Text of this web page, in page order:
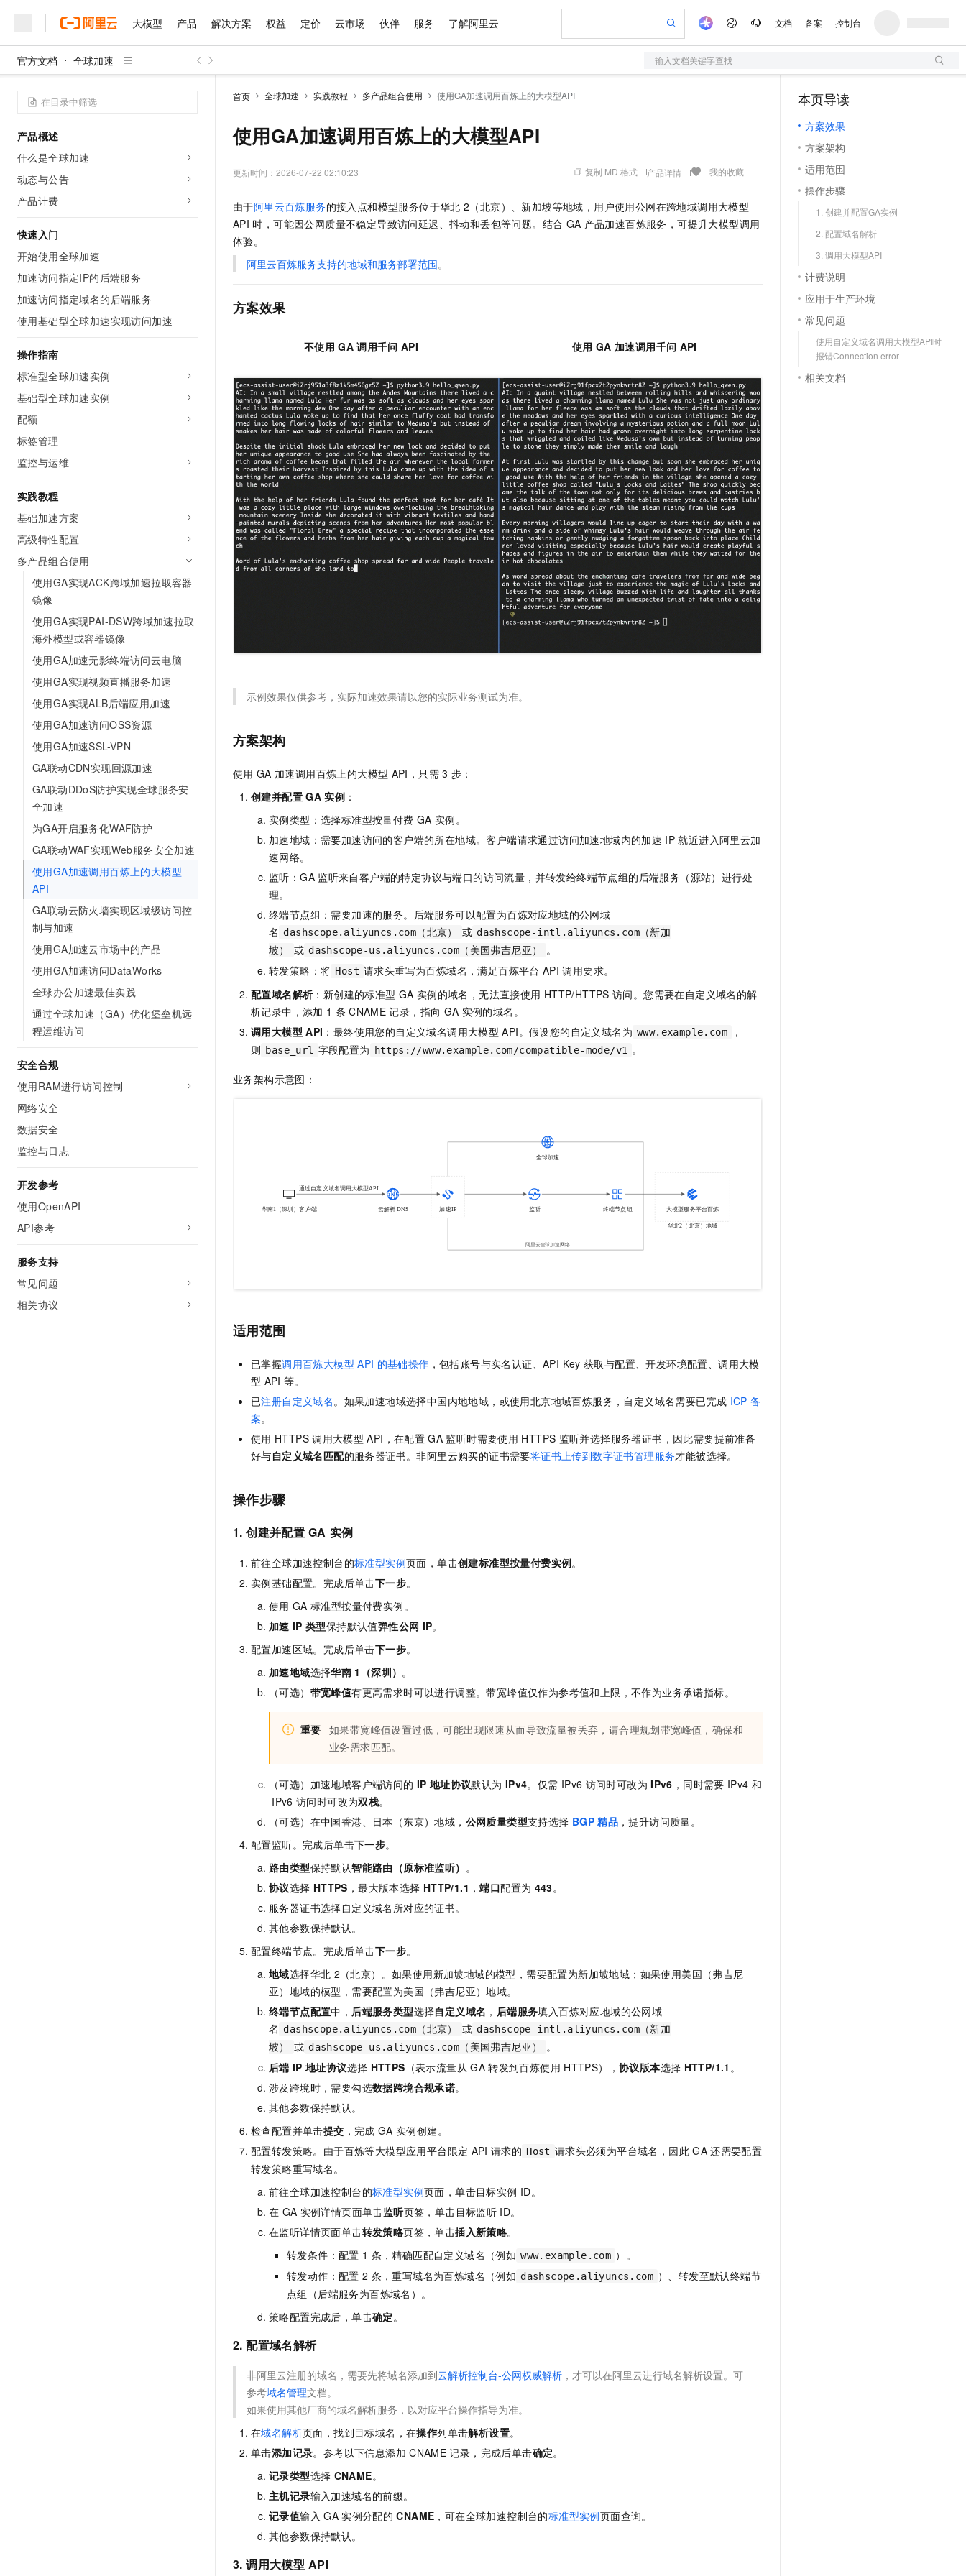
大模型 产品 解决方案 权益 定价 云市场 伙伴 服务 了解阿里云 文档 备案 控制台
官方文档 全球加速 输入文档关键字查找
产品概述
什么是全球加速
动态与公告
产品计费
快速入门
开始使用全球加速
加速访问指定IP的后端服务
加速访问指定域名的后端服务
使用基础型全球加速实现访问加速
操作指南
标准型全球加速实例
基础型全球加速实例
配额
标签管理
监控与运维
实践教程
基础加速方案
高级特性配置
多产品组合使用
使用GA实现ACK跨域加速拉取容器
镜像
使用GA实现PAI-DSW跨域加速拉取
海外模型或容器镜像
使用GA加速无影终端访问云电脑
使用GA实现视频直播服务加速
使用GA实现ALB后端应用加速
使用GA加速访问OSS资源
使用GA加速SSL-VPN
GA联动CDN实现回源加速
GA联动DDoS防护实现全球服务安
全加速
为GA开启服务化WAF防护
GA联动WAF实现Web服务安全加速
使用GA加速调用百炼上的大模型
API
GA联动云防火墙实现区域级访问控
制与加速
使用GA加速云市场中的产品
使用GA加速访问DataWorks
全球办公加速最佳实践
通过全球加速（GA）优化堡垒机远
程运维访问
安全合规
使用RAM进行访问控制
网络安全
数据安全
监控与日志
开发参考
使用OpenAPI
API参考
服务支持
常见问题
相关协议
首页 全球加速 实践教程 多产品组合使用 使用GA加速调用百炼上的大模型API
使用GA加速调用百炼上的大模型API
更新时间： 2026-07-22 02:10:23 复制 MD 格式 产品详情 我的收藏
由于阿里云百炼服务的接入点和模型服务位于华北 2（北京）、新加坡等地域，用户使用公网在跨地域调用大模型
API 时，可能因公网质量不稳定导致访问延迟、抖动和丢包等问题。结合 GA 产品加速百炼服务，可提升大模型调用
体验。
阿里云百炼服务支持的地域和服务部署范围。
方案效果
不使用 GA 调用千问 API 使用 GA 加速调用千问 API
示例效果仅供参考，实际加速效果请以您的实际业务测试为准。
方案架构
使用 GA 加速调用百炼上的大模型 API，只需 3 步：
创建并配置 GA 实例 ：
实例类型：选择标准型按量付费 GA 实例。
加速地域：需要加速访问的客户端的所在地域。客户端请求通过访问加速地域内的加速 IP 就近进入阿里云加
速网络。
监听：GA 监听来自客户端的特定协议与端口的访问流量，并转发给终端节点组的后端服务（源站）进行处
理。
终端节点组：需要加速的服务。后端服务可以配置为百炼对应地域的公网域
名 dashscope.aliyuncs.com（北京） 或 dashscope-intl.aliyuncs.com（新加
坡）
或 dashscope-us.aliyuncs.com（美国弗吉尼亚）
。
转发策略：将 Host 请求头重写为百炼域名，满足百炼平台 API 调用要求。
配置域名解析：新创建的标准型 GA 实例的域名，无法直接使用 HTTP/HTTPS 访问。您需要在自定义域名的解
析记录中，添加 1 条 CNAME 记录，指向 GA 实例的域名。
调用大模型 API ：最终使用您的自定义域名调用大模型 API。假设您的自定义域名为 www.example.com
，
则 base_url 字段配置为 https://www.example.com/compatible-mode/v1 。
业务架构示意图：
适用范围
已掌握调用百炼大模型 API 的基础操作 ，包括账号与实名认证、API Key 获取与配置、开发环境配置、调用大模
型 API 等。
已注册自定义域名 。如果加速地域选择中国内地地域，或使用北京地域百炼服务，自定义域名需要已完成 ICP 备
案。
使用 HTTPS 调用大模型 API，在配置 GA 监听时需要使用 HTTPS 监听并选择服务器证书，因此需要提前准备
好与自定义域名匹配的服务器证书。非阿里云购买的证书需要将证书上传到数字证书管理服务才能被选择。
操作步骤
1.创建并配置 GA 实例
前往全球加速控制台的标准型实例页面，单击创建标准型按量付费实例。
实例基础配置。完成后单击下一步。
使用 GA 标准型按量付费实例。
加速 IP 类型保持默认值弹性公网 IP。
配置加速区域。完成后单击下一步。
加速地域选择华南 1（深圳） 。
（可选） 带宽峰值有更高需求时可以进行调整。带宽峰值仅作为参考值和上限，不作为业务承诺指标。
重要 如果带宽峰值设置过低，可能出现限速从而导致流量被丢弃，请合理规划带宽峰值，确保和
业务需求匹配。
（可选）加速地域客户端访问的 IP 地址协议默认为 IPv4。仅需 IPv6 访问时可改为 IPv6 ，同时需要 IPv4 和
IPv6 访问时可改为双栈。
（可选）在中国香港、日本（东京）地域， 公网质量类型支持选择 BGP 精品 ，提升访问质量。
配置监听。完成后单击下一步。
路由类型保持默认智能路由（原标准监听） 。
协议选择 HTTPS ，最大版本选择 HTTP/1.1 ，端口配置为 443。
服务器证书选择自定义域名所对应的证书。
其他参数保持默认。
配置终端节点。完成后单击下一步。
地域选择华北 2（北京）。如果使用新加坡地域的模型，需要配置为新加坡地域；如果使用美国（弗吉尼
亚）地域的模型，需要配置为美国（弗吉尼亚）地域。
终端节点配置中， 后端服务类型选择自定义域名 ， 后端服务填入百炼对应地域的公网域
名 dashscope.aliyuncs.com（北京） 或 dashscope-intl.aliyuncs.com（新加
坡）
或 dashscope-us.aliyuncs.com（美国弗吉尼亚）
。
后端 IP 地址协议选择 HTTPS （表示流量从 GA 转发到百炼使用 HTTPS），协议版本选择 HTTP/1.1 。
涉及跨境时，需要勾选数据跨境合规承诺。
其他参数保持默认。
检查配置并单击提交 ，完成 GA 实例创建。
配置转发策略。由于百炼等大模型应用平台限定 API 请求的 Host 请求头必须为平台域名，因此 GA 还需要配置
转发策略重写域名。
前往全球加速控制台的标准型实例页面，单击目标实例 ID。
在 GA 实例详情页面单击监听页签，单击目标监听 ID。
在监听详情页面单击转发策略页签，单击插入新策略。
转发条件：配置 1 条，精确匹配自定义域名（例如 www.example.com ）。
转发动作：配置 2 条，重写域名为百炼域名（例如 dashscope.aliyuncs.com ）、转发至默认终端节
点组（后端服务为百炼域名）。
策略配置完成后，单击确定 。
2. 配置域名解析
非阿里云注册的域名，需要先将域名添加到云解析控制台-公网权威解析 ，才可以在阿里云进行域名解析设置。可
参考域名管理文档。
如果使用其他厂商的域名解析服务，以对应平台操作指导为准。
在域名解析页面，找到目标域名，在操作列单击解析设置。
单击添加记录。参考以下信息添加 CNAME 记录，完成后单击确定。
记录类型选择 CNAME。
主机记录输入加速域名的前缀。
记录值输入 GA 实例分配的 CNAME ，可在全球加速控制台的标准型实例页面查询。
其他参数保持默认。
3. 调用大模型 API
本页导读
方案效果
方案架构
适用范围
操作步骤
1. 创建并配置GA实例
2. 配置域名解析
3. 调用大模型API
计费说明
应用于生产环境
常见问题
使用自定义域名调用大模型API时
报错Connection error
相关文档
大模型
千问AI平台
Qwen3.8-Max HOT
智能体时代全能旗舰模型
Qwen3.7-Plus
Qwen3-VL-Plus
Kimi-K3 NEW
Deepseek-v4-pro
HappyHorse-1.1-T2V
语音识别与合成
大模型服务
千问AI平台-Token Plan NEW
个人版上线、团队版降价；千问3.8-Max首发发尝鲜
千问AI平台-模型体验
在线体验全尺寸、多种模态的模型效果
Happy 系列大模型
新一代 AI 视频生成模型，深度适配广告营销等场景
AI 应用构建
大模型服务平台百炼-应用模版
丰富多元化的应用模版和解决方案
大模型服务平台百炼-智能体
灵活可视化地构建企业级 Agent
人工智能平台 PAI
AI Native 的算法工程平台，一站式完成建模、训练、推理服务部署
大模型原生应用
Qoder HOT
面向真实软件的智能体编程平台
万有无界
企业级人与Agent协作平台，接入和调度多个数字员工
秒悟
云端极速 AI 应用创作平台
大模型解决方案
10 分钟在聊天系统中增加一个 AI 助手
10分钟微调：让0.6B模型媲美235B模型
用1%尺寸在特定领域达到大模型90%以上效果
即刻拥有 DeepSeek-R1 满血版
多模态数据信息提取
超强辅助，Bolt.diy 一步搞定创意建站
产品
精选产品
容器
存储
网络与CDN
数据库
大数据计算
媒体服务
域名与网站
终端用户计算
开发工具
迁移与运维管理
专有云
精选产品
大模型服务与应用平台
多元化、高性能、安全可靠的大模型服务
无影云电脑
随时随地安全接入的云上超级电脑
云解析DNS
覆盖公网/内网、递归/权威、移动APP等全场景解析服务
面向分析的企业级SaaS模式云数据仓库
提供智能易用的域名与建站服务
人工智能平台 PAI 大模型
一站式AI开发、训练和推理服务
全托管，含MySQL、PostgreSQL、SQL Server、MariaDB多引擎
Qoder
面向真实软件的智能体编程平台
轻量应用服务器
数字证书管理服务（原SSL证书）
实现全站HTTPS，呈现可信的WEB访问
短信服务
解决方案
精选解决方案
大数据
现代化应用
安全
可观测
上云与迁云
企业出海
政企业务
精选解决方案
企业级Agent产品，直接交付可用成果
HappyHorse 打造一站式影视创作平台
可视化编排打通从文字构思到成片全链路闭环
快速拥有专属 OpenClaw
让AI从“聊天伙伴”进化为能干活的“数字员工”
上传文档即自动完成翻译和格式还原
Hermes Agent，打造自进化智能体
自主进化，持久记忆，越用越聪明
安装技能 GStack，拥有专属 AI 工程团队
轻松解锁专属 DeepSeek-V4-Pro
5 分钟轻松部署专属 QwenPaw HOT
从聊天伙伴进化为能主动干活的本地数字员工
一句话生成原生可编辑精美 PPT 文稿
输入一句话想法, 轻松生成专业的 PPT
一键部署幻兽帕鲁游戏服务器
一键购买专属联机服务器，轻松开启游戏
漫剧工坊：一站式动画创作平台
快速生产连贯的高质量长漫剧
高效部署网站，快速应用到小程序
权益 普惠上云
云服务器38元/年起，超值低价云产品抢先购
推荐新用户得奖励，单订单最高返9万
云工开物
高校专属算力普惠，学生认证享300元代金券
免费试用
最高领取价值200元试用点，立即开启云上创新
1亿+ 大模型 tokens 和 30+ 款产品免费体验
140+云产品 免费试用
产品新客免费试用，最长12个月
大模型ACA认证体验
AI 特惠
至高享 1亿+免费 tokens，加速 Al 应用落地
Token Plan 模型订阅计划 NEW
Qwen3.8-Max 首发尝鲜，限时加量 10 倍，夜间低至2折
你的AI工作搭子，覆盖日常办公高频场景
夜间 5 折，Qwen/Meoo/TokenPlan 客户专享
AI 场景体验
从图文生成到视频创作，一键激活电商全链路生产力
AI 广告创作
图文、视频一站生成，高效打造优质广告素材
AI智能应用，一键激活高效办公新体验
智能客服
自动承接线索、识别商机，让客服更高效、服务更出色。
AI 活动
AI 生产力先锋
先锋实践拓展 AI 生产力的边界
飞天发布时刻
所见，即是所愿
AI 实训营
从基础到进阶，Agent 创客手把手教你
创新加速
覆盖90%+业务场景，专享组合折扣价
精选AI产品，从模型到应用全链提效
AI 用量加速计划
定价 产品定价
了解云产品的定价详情
云上成本管理
管理和优化成本
价格计算器
自助选配和估算价格
价格优势
配置报价器
阿里云 OPC 创新助力计划
Token 补贴，五大权
益加速 OPC 成功
云市场 精选商城
多端小程序
观测云
Tuya 物联网平台阿里云版
蓝凌 OA
畅捷通
生态解决方案
行业生态解决方案
开发者生态解决方案
数据与 API
手机三要素
OCR 文字识别
天气预报查询
CRM
OA 办公系统
财税管理
400电话
基础软件
JAVA
Red Hat
建站小程序
模板建站
定制建站
模板小程序
定制小程序
APP 开发
建站系统
专业服务
公司注册
伙伴 成为销售伙伴
咨询伙伴
销售伙伴合作计划
无影生态合作计划
Salesforce On Alibaba Cloud
Consulting Partner 合作计划
AI 大模型销售与服务生态合作计划
成为产品伙伴
产品生态伙伴
产品伙伴合作计划
云网络合作计划
服务伙伴合作计划
Al MaaS 服务伙伴赋能合作
伙伴信用分合作计划
更多支持
合作伙伴培训与认证
查询合作伙伴
登录合作伙伴管理后台
服务 售前咨询
售后服务
自助服务
在线服务
工单服务
短信专区
企业增值服务
专家技术服务
企业成长
服务实践
创新中心
阿里云认证
信息公告
官网公告
开发者社区
镜像站
我要反馈
我要投诉
了解阿里云 为什么选择阿里云
技术领先
分析师报告
研究报告与白皮书
AI 算法大赛
最佳实践
云上奥运之旅
看见新力量
客户案例
市场活动
魔搭 ModelScope
科研合作
加入我们
校园招聘